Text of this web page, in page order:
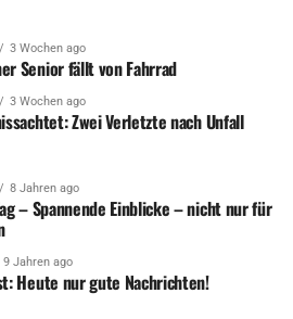
3 Wochen ago
Senior fällt von Fahrrad
3 Wochen ago
Zwei Verletzte nach Unfall
8 Jahren ago
– Spannende Einblicke – nicht nur für
9 Jahren ago
Heute nur gute Nachrichten!